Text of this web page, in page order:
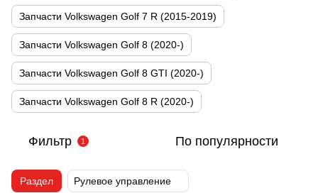
Запчасти Volkswagen Golf 7 R (2015-2019)
Запчасти Volkswagen Golf 8 (2020-)
Запчасти Volkswagen Golf 8 GTI (2020-)
Запчасти Volkswagen Golf 8 R (2020-)
Фильтр 1 По популярности
Раздел Рулевое управление